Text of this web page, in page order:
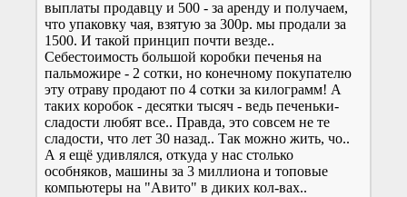
выплаты продавцу и 500 - за аренду и получаем,
что упаковку чая, взятую за 300р. мы продали за
1500. И такой принцип почти везде..
Себестоимость большой коробки печенья на
пальможире - 2 сотки, но конечному покупателю
эту отраву продают по 4 сотки за килограмм! А
таких коробок - десятки тысяч - ведь печеньки-
сладости любят все.. Правда, это совсем не те
сладости, что лет 30 назад.. Так можно жить, чо..
А я ещё удивлялся, откуда у нас столько
особняков, машины за 3 миллиона и топовые
компьютеры на "Авито" в диких кол-вах..